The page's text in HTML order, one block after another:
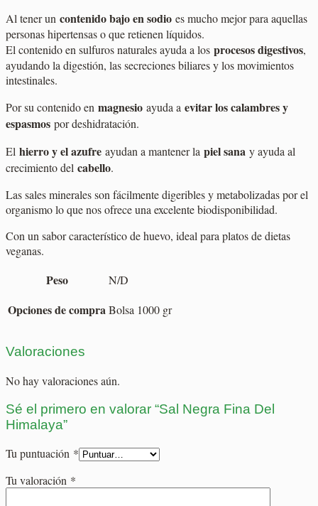
Al tener un contenido bajo en sodio es mucho mejor para aquellas
personas hipertensas o que retienen líquidos.
El contenido en sulfuros naturales ayuda a los procesos digestivos,
ayudando la digestión, las secreciones biliares y los movimientos
intestinales.
Por su contenido en magnesio ayuda a evitar los calambres y
espasmos por deshidratación.
El hierro y el azufre ayudan a mantener la piel sana y ayuda al
crecimiento del cabello.
Las sales minerales son fácilmente digeribles y metabolizadas por el
organismo lo que nos ofrece una excelente biodisponibilidad.
Con un sabor característico de huevo, ideal para platos de dietas
veganas.
Peso N/D
Opciones de compraBolsa 1000 gr
Valoraciones
No hay valoraciones aún.
Sé el primero en valorar “Sal Negra Fina Del
Himalaya”
Tu puntuación *
Tu valoración *